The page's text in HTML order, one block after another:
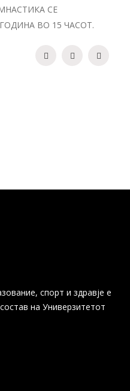
СЕ
ГОДИНА ВО 15 ЧАСОТ.
спорт и здравје е
на Универзитетот